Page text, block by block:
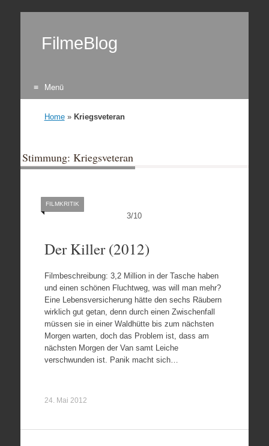
FilmeBlog
Menü
Home» Kriegsveteran
Stimmung: Kriegsveteran
3/10
FILMKRITIK
Der Killer (2012)
Filmbeschreibung: 3,2 Million in der Tasche haben
und einen schönen Fluchtweg, was will man mehr?
Eine Lebensversicherung hätte den sechs Räubern
wirklich gut getan, denn durch einen Zwischenfall
müssen sie in einer Waldhütte bis zum nächsten
Morgen warten, doch das Problem ist, dass am
nächsten Morgen der Van samt Leiche
verschwunden ist. Panik macht sich…
24. Mai 2012